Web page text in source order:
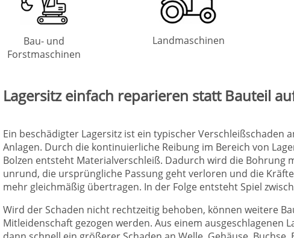
Bau- und
Forstmaschinen
Landmaschinen
Lagersitz einfach reparieren statt Bauteil
Ein beschädigter Lagersitz ist ein typischer Verschleißschaden
Anlagen. Durch die kontinuierliche Reibung im Bereich von
Bolzen entsteht Materialverschleiß. Dadurch wird die Bohrung
unrund, die ursprüngliche Passung geht verloren und die
mehr gleichmäßig übertragen. In der Folge entsteht Spiel
Wird der Schaden nicht rechtzeitig behoben, können weitere
Mitleidenschaft gezogen werden. Aus einem ausgeschlagenen